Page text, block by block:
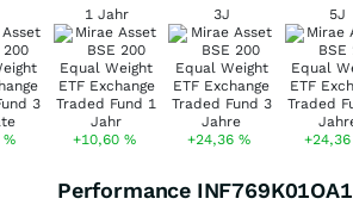
%
1 Jahr
+10,60 %
3J
+24,36%
5J
+24,36
Performance INF769K01OA1